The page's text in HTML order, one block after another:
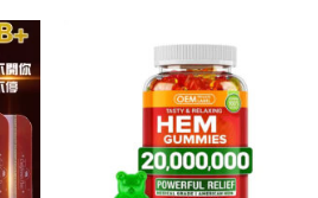
multiple
variants.
The
options
may
be